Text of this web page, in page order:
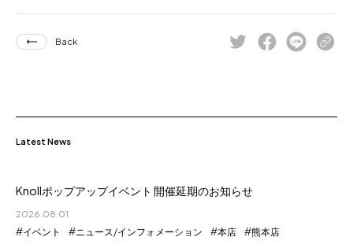
Back
Latest News
Knollポップアップイベント 開催延期のお知らせ
2026.08.01
イベント ニュース/インフォメーション 本店 熊本店